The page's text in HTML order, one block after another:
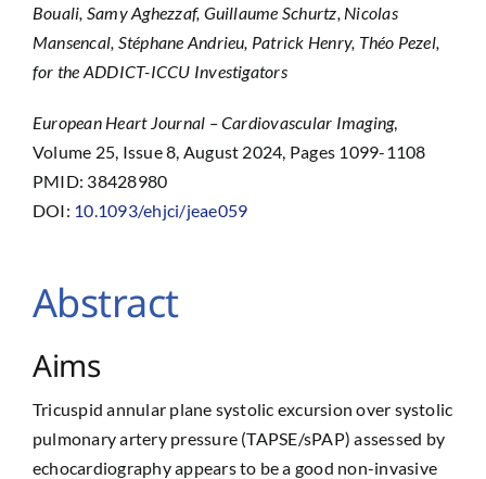
Bouali, Samy Aghezzaf, Guillaume Schurtz, Nicolas
Mansencal, Stéphane Andrieu, Patrick Henry, Théo Pezel,
for the ADDICT-ICCU Investigators
European Heart Journal – Cardiovascular Imaging,
Volume 25, Issue 8, August 2024, Pages 1099-1108
PMID: 38428980
DOI: 10.1093/ehjci/jeae059
Abstract
Aims
Tricuspid annular plane systolic excursion over systolic
pulmonary artery pressure (TAPSE/sPAP) assessed by
echocardiography appears to be a good non-invasive